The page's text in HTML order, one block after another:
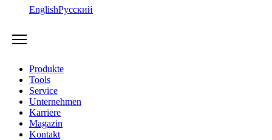
EnglishРусский
Produkte
Tools
Service
Unternehmen
Karriere
Magazin
Kontakt